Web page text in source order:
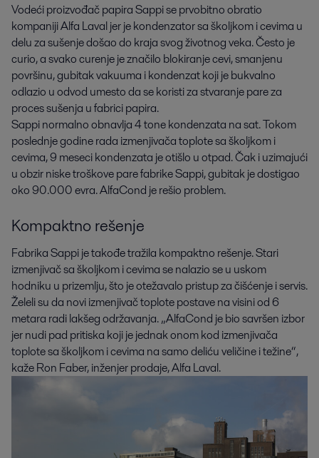
Vodeći proizvođač papira Sappi se prvobitno obratio
kompaniji Alfa Laval jer je kondenzator sa školjkom i cevima u
delu za sušenje došao do kraja svog životnog veka. Često je
curio, a svako curenje je značilo blokiranje cevi, smanjenu
površinu, gubitak vakuuma i kondenzat koji je bukvalno
odlazio u odvod umesto da se koristi za stvaranje pare za
proces sušenja u fabrici papira.
Sappi normalno obnavlja 4 tone kondenzata na sat. Tokom
poslednje godine rada izmenjivača toplote sa školjkom i
cevima, 9 meseci kondenzata je otišlo u otpad. Čak i uzimajući
u obzir niske troškove pare fabrike Sappi, gubitak je dostigao
oko 90.000 evra. AlfaCond je rešio problem.
Kompaktno rešenje
Fabrika Sappi je takođe tražila kompaktno rešenje. Stari
izmenjivač sa školjkom i cevima se nalazio se u uskom
hodniku u prizemlju, što je otežavalo pristup za čišćenje i servis.
Želeli su da novi izmenjivač toplote postave na visini od 6
metara radi lakšeg održavanja. „AlfaCond je bio savršen izbor
jer nudi pad pritiska koji je jednak onom kod izmenjivača
toplote sa školjkom i cevima na samo deliću veličine i težine“,
kaže Ron Faber, inženjer prodaje, Alfa Laval.